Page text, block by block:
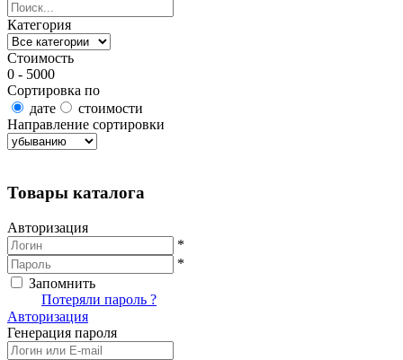
Категория
Стоимость
0 - 5000
Сортировка по
дате
стоимости
Направление сортировки
Товары каталога
Авторизация
*
*
Запомнить
Потеряли пароль ?
Авторизация
Генерация пароля